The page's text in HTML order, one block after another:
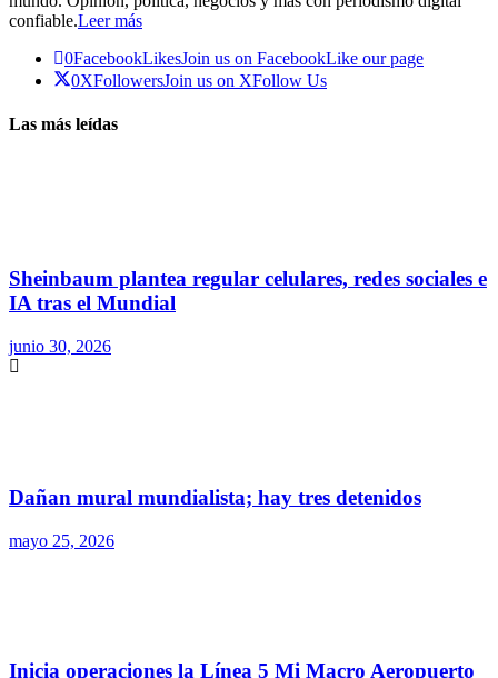
confiable.Leer más
0FacebookLikesJoin us on FacebookLike our page
0XFollowersJoin us on XFollow Us
Las más leídas
Sheinbaum plantea regular celulares, redes sociales e
IA tras el Mundial
junio 30, 2026
Dañan mural mundialista; hay tres detenidos
mayo 25, 2026
Inicia operaciones la Línea 5 Mi Macro Aeropuerto